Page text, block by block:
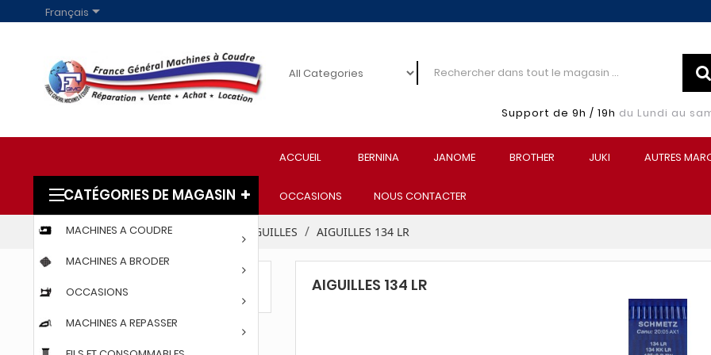
Français
Support de 9h / 19h du Lundi au
ACCUEIL BERNINA JANOME BROTHER JUKI AUTRES
OCCASIONS NOUS CONTACTER
CATÉGORIES DE MAGASIN
MACHINES A COUDRE
MACHINES A BRODER
OCCASIONS
MACHINES A REPASSER
Accueil FILS ET CONSOMMABLES AIGUILLES AIGUILLES 134 LR
AIGUILLES 134 LR AIGUILLES 134 LR